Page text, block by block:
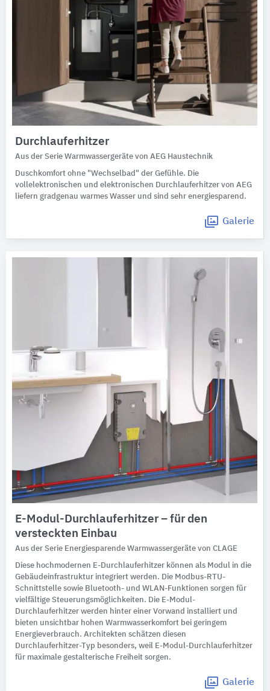
Durchlauferhitzer
Aus der Serie Warmwassergeräte von AEG Haustechnik
Duschkomfort ohne "Wechselbad" der Gefühle. Die
vollelektronischen und elektronischen Durchlauferhitzer von AEG
liefern gradgenau warmes Wasser und sind sehr energiesparend.
Galerie
E-Modul-Durchlauferhitzer – für den
versteckten Einbau
Aus der Serie Energiesparende Warmwassergeräte von CLAGE
Diese hochmodernen E-Durchlauferhitzer können als Modul in die
Gebäudeinfrastruktur integriert werden. Die Modbus-RTU-
Schnittstelle sowie Bluetooth- und WLAN-Funktionen sorgen für
vielfältige Steuerungsmöglichkeiten. Die E-Modul-
Durchlauferhitzer werden hinter einer Vorwand installiert und
bieten unsichtbar hohen Warmwasserkomfort bei geringem
Energieverbrauch. Architekten schätzen diesen
Durchlauferhitzer-Typ besonders, weil E-Modul-Durchlauferhitzer
für maximale gestalterische Freiheit sorgen.
Galerie